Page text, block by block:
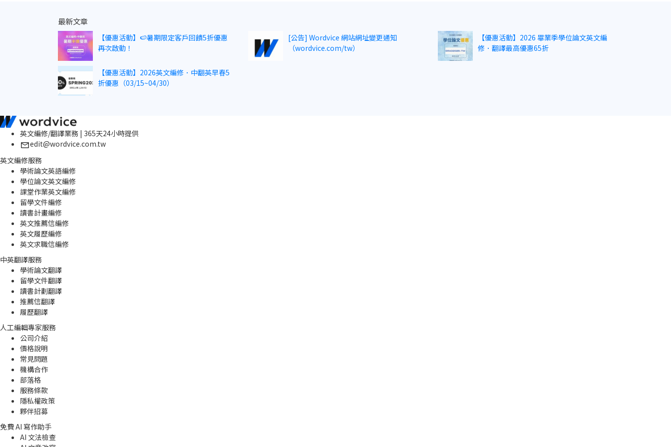
最新文章
【優惠活動】🍉暑期限定客戶回饋5折優惠
再次啟動！
[公告] Wordvice 網站網址變更通知
（wordvice.com/tw）
【優惠活動】2026 畢業季學位論文英文編
修．翻譯最高優惠65折
【優惠活動】2026英文編修．中翻英早春5
折優惠（03/15~04/30）
英文編修/翻譯業務 | 365天24小時提供
edit@wordvice.com.tw
英文編修服務
學術論文英語編修
學位論文英文編修
課堂作業英文編修
留學文件編修
讀書計畫編修
英文推薦信編修
英文履歷編修
英文求職信編修
中英翻譯服務
學術論文翻譯
留學文件翻譯
讀書計劃翻譯
推薦信翻譯
履歷翻譯
人工編輯專家服務
公司介紹
價格說明
常見問題
機構合作
部落格
服務條款
隱私權政策
夥伴招募
免費 AI 寫作助手
AI 文法檢查